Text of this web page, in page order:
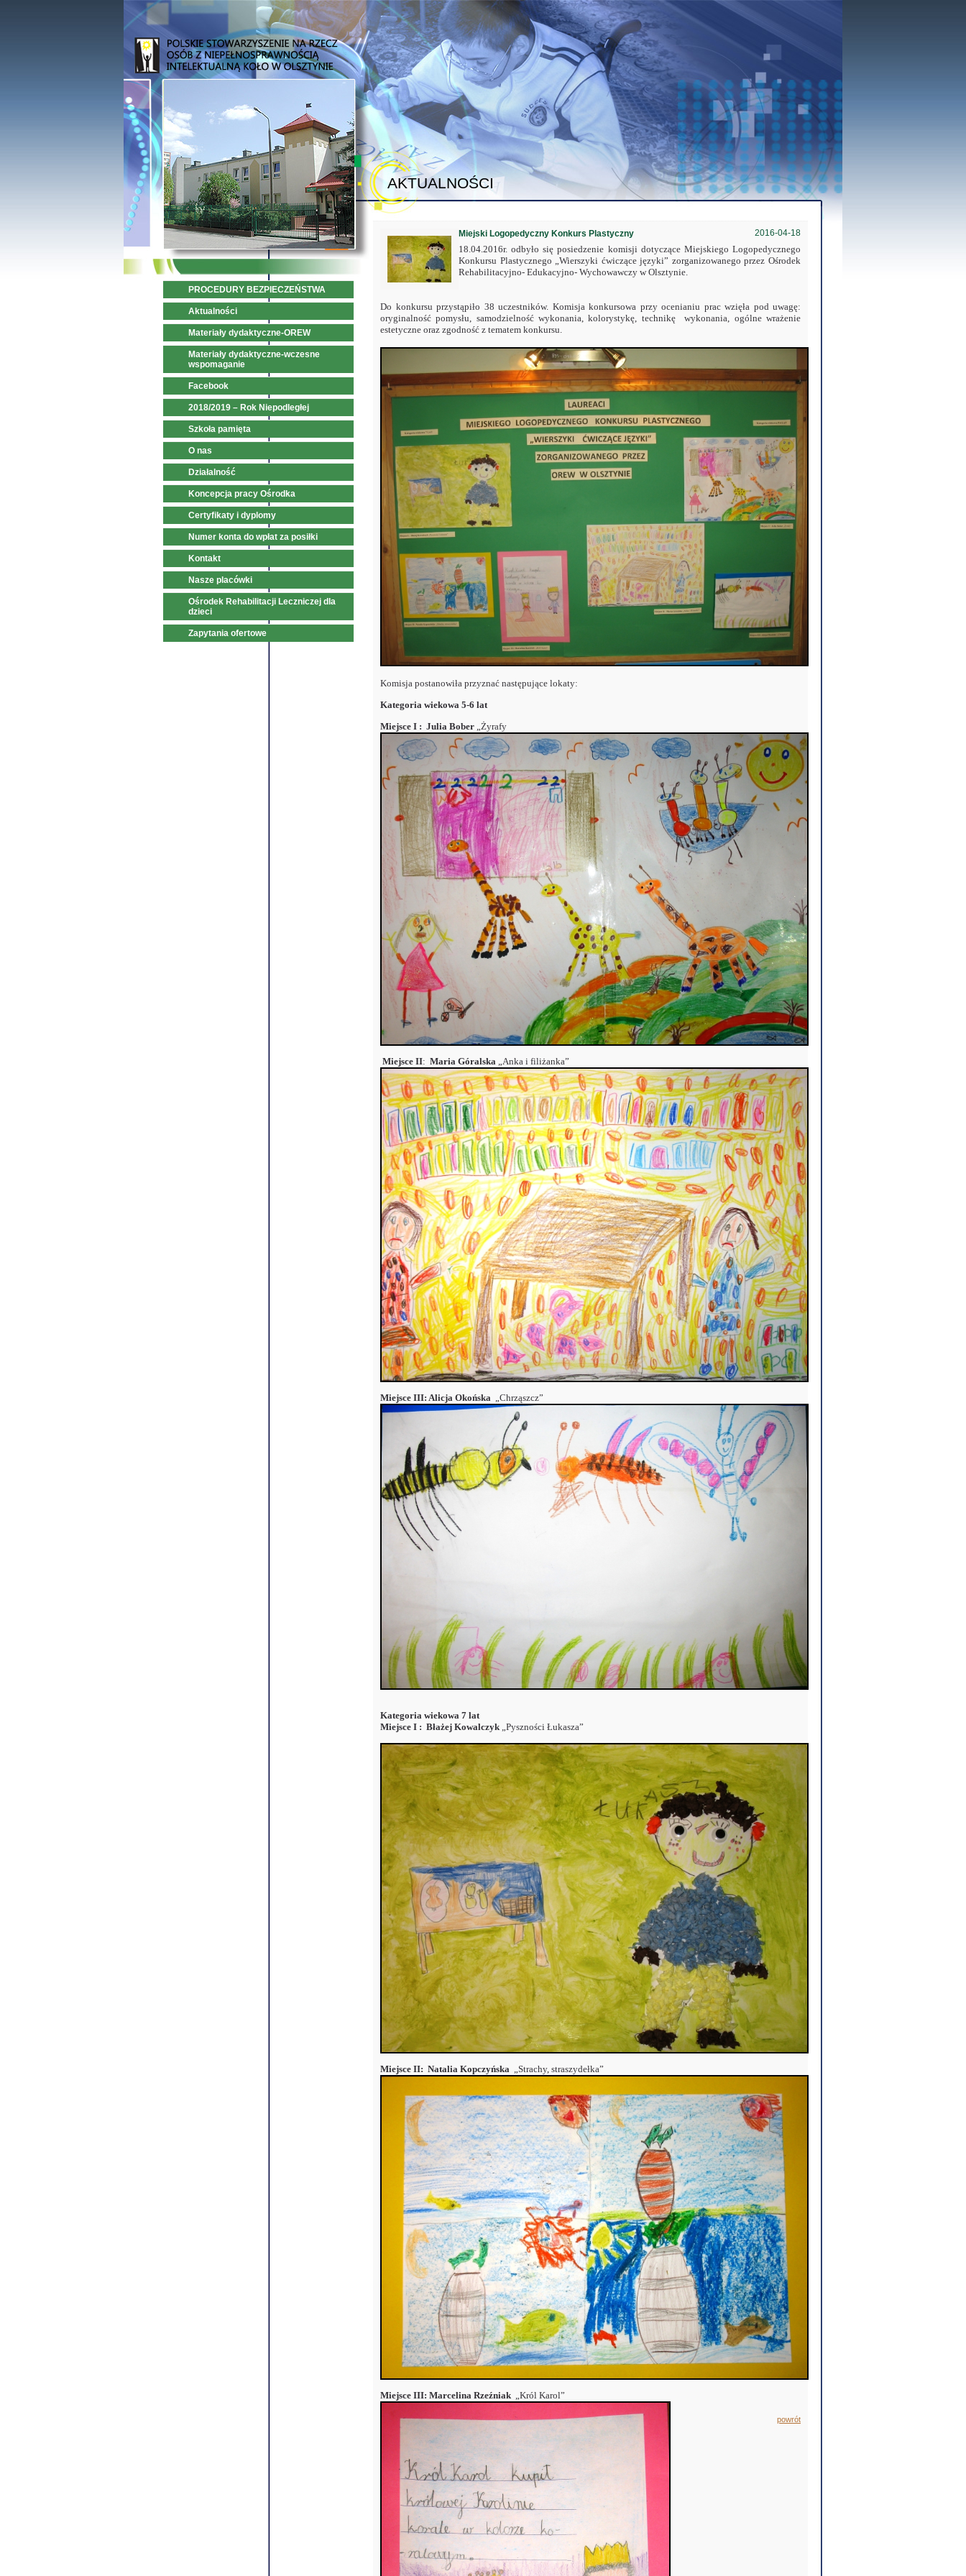
PROCEDURY BEZPIECZEŃSTWA
Aktualności
Materiały dydaktyczne-OREW
Materiały dydaktyczne-wczesne
wspomaganie
Facebook
2018/2019 – Rok Niepodległej
Szkoła pamięta
O nas
Działalność
Koncepcja pracy Ośrodka
Certyfikaty i dyplomy
Numer konta do wpłat za posiłki
Kontakt
Nasze placówki
Ośrodek Rehabilitacji Leczniczej dla
dzieci
Zapytania ofertowe
AKTUALNOŚCI
Miejski Logopedyczny Konkurs Plastyczny 2016-04-18
18.04.2016r. odbyło się posiedzenie komisji dotyczące Miejskiego Logopedycznego
Konkursu Plastycznego „Wierszyki ćwiczące języki” zorganizowanego przez Ośrodek
Rehabilitacyjno- Edukacyjno- Wychowawczy w Olsztynie.
Do konkursu przystąpiło 38 uczestników. Komisja konkursowa przy ocenianiu prac wzięła pod uwagę:
oryginalność pomysłu, samodzielność wykonania, kolorystykę, technikę wykonania, ogólne wrażenie
estetyczne oraz zgodność z tematem konkursu.
Komisja postanowiła przyznać następujące lokaty:
Kategoria wiekowa 5-6 lat
Miejsce I : Julia Bober „Żyrafy
Miejsce II: Maria Góralska „Anka i filiżanka”
Miejsce III: Alicja Okońska „Chrząszcz”
Kategoria wiekowa 7 lat
Miejsce I : Błażej Kowalczyk „Pyszności Łukasza”
Miejsce II: Natalia Kopczyńska „Strachy, straszydełka”
Miejsce III: Marcelina Rzeźniak „Król Karol”
powrót